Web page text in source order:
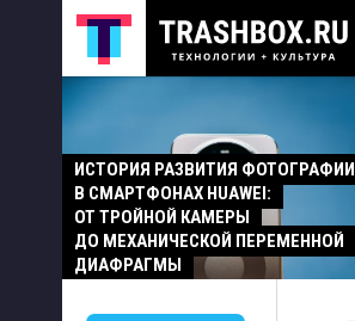
ИСТОРИЯ РАЗВИТИЯ ФОТОГРАФИИ
В СМАРТФОНАХ HUAWEI:
ОТ ТРОЙНОЙ КАМЕРЫ
ДО МЕХАНИЧЕСКОЙ ПЕРЕМЕННОЙ
ДИАФРАГМЫ